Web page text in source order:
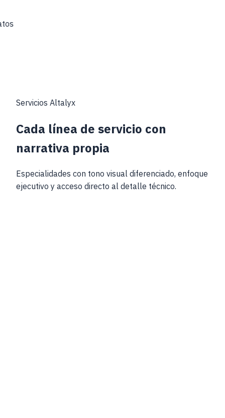
Servicios Altalyx
Cada línea de servicio con
narrativa propia
Especialidades con tono visual diferenciado, enfoque
ejecutivo y acceso directo al detalle técnico.